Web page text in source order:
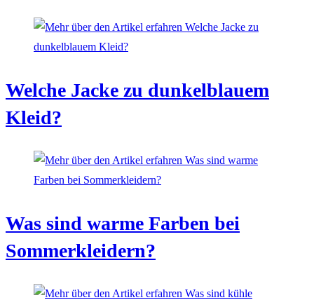
Welche Jacke zu dunkelblauem
Kleid?
Was sind warme Farben bei
Sommerkleidern?